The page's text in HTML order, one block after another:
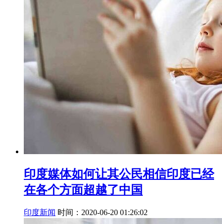
印度媒体如何让其公民相信印度已经
在各个方面超越了中国
印度新闻 时间：2020-06-20 01:26:02